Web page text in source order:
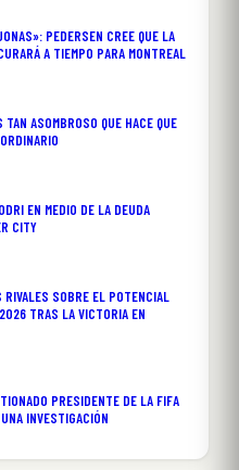
PEDERSEN CREE QUE LA
A TIEMPO PARA MONTREAL
ASOMBROSO QUE HACE QUE
EN MEDIO DE LA DEUDA
CITY
SOBRE EL POTENCIAL
TRAS LA VICTORIA EN
PRESIDENTE DE LA FIFA
INVESTIGACIÓN